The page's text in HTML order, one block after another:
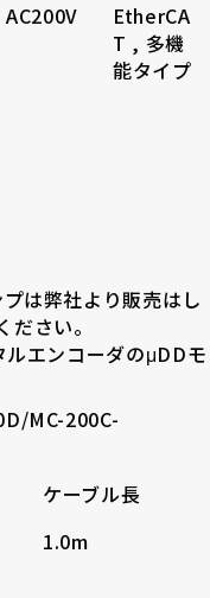
AC200V
EtherCA
T , 多機
能タイプ
は弊社より販売はし
さい。
エンコーダのμDDモ
MC-200C-
ケーブル長
1.0m